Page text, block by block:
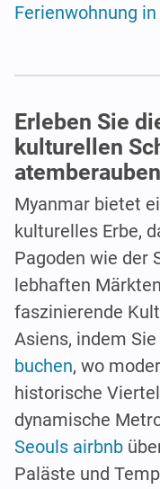
Ferienwohnung
Erleben Sie
kulturellen
Myanmar bietet
kulturelles Erbe,
Pagoden wie der
lebhaften
faszinierende
Asiens, indem
buchen, wo
historische
dynamische
Seouls airbnb
Paläste und